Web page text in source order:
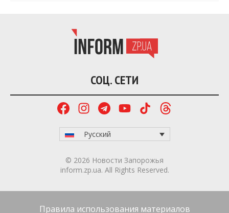
СОЦ. СЕТИ
Русский
© 2026 Новости Запорожья
inform.zp.ua. All Rights Reserved.
Правила использования материалов